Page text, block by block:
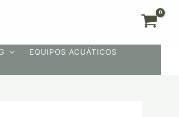
EQUIPOS ACUÁTICOS